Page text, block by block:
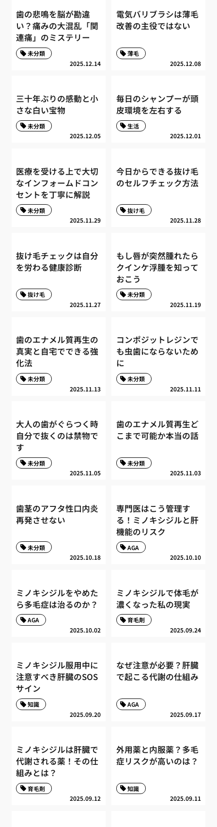
歯の悲鳴を脳が勘違
い？痛みの大混乱「関
連痛」のミステリー
2025.12.14
未分類
電気バリブラシは薄毛
改善の主役ではない
2025.12.08
薄毛
三十年ぶりの感動と小
さな白い宝物
2025.12.05
未分類
毎日のシャンプーが頭
皮環境を左右する
2025.12.01
生活
医療を受ける上で大切
なインフォームドコン
セントを丁寧に解説
2025.11.29
未分類
今日からできる抜け毛
のセルフチェック方法
2025.11.28
抜け毛
抜け毛チェックは自分
を労わる健康診断
2025.11.27
抜け毛
もし唇が突然腫れたら
クインケ浮腫を知って
おこう
2025.11.19
未分類
歯のエナメル質再生の
真実と自宅でできる強
化法
2025.11.13
未分類
コンポジットレジンで
も虫歯にならないため
に
2025.11.11
未分類
大人の歯がぐらつく時
自分で抜くのは禁物で
す
2025.11.05
未分類
歯のエナメル質再生ど
こまで可能か本当の話
2025.11.03
未分類
歯茎のアフタ性口内炎
再発させない
2025.10.18
未分類
専門医はこう管理す
る！ミノキシジルと肝
機能のリスク
2025.10.10
AGA
ミノキシジルをやめた
ら多毛症は治るのか？
2025.10.02
AGA
ミノキシジルで体毛が
濃くなった私の現実
2025.09.24
育毛剤
ミノキシジル服用中に
注意すべき肝臓のSOS
サイン
2025.09.20
知識
なぜ注意が必要？肝臓
で起こる代謝の仕組み
2025.09.17
AGA
ミノキシジルは肝臓で
代謝される薬！その仕
組みとは？
2025.09.12
育毛剤
外用薬と内服薬？多毛
症リスクが高いのは？
2025.09.11
知識